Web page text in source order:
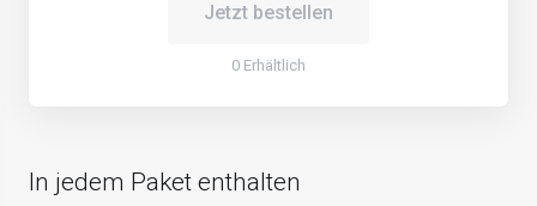
Jetzt bestellen
0 Erhältlich
In jedem Paket enthalten